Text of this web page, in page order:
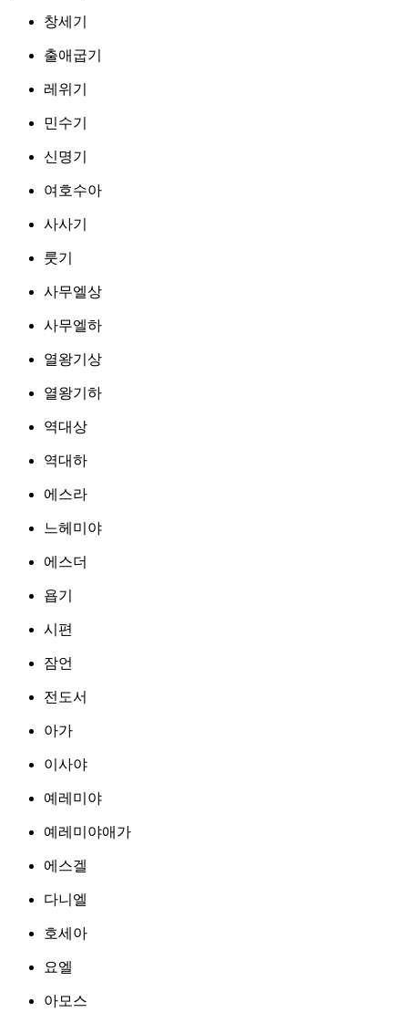
창세기
출애굽기
레위기
민수기
신명기
여호수아
사사기
룻기
사무엘상
사무엘하
열왕기상
열왕기하
역대상
역대하
에스라
느헤미야
에스더
욥기
시편
잠언
전도서
아가
이사야
예레미야
예레미야애가
에스겔
다니엘
호세아
요엘
아모스